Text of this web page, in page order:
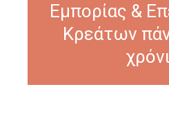
Εμπορίας &
Κρεάτων